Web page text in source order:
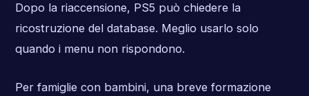
Dopo la riaccensione, PS5 può chiedere la
ricostruzione del database. Meglio usarlo solo
quando i menu non rispondono.
Per famiglie con bambini, una breve formazione